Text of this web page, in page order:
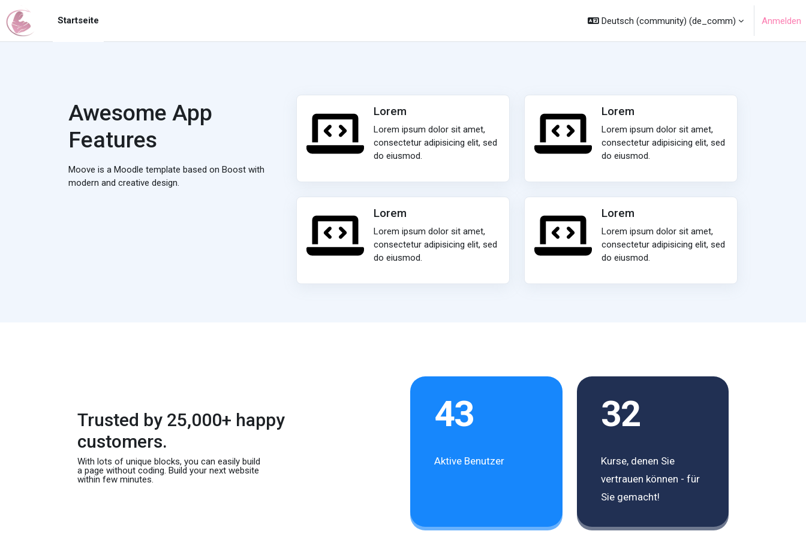
Startseite
Deutsch (community) ‎(de_comm)‎ Anmelden
Awesome App
Features
Moove is a Moodle template based on Boost with
modern and creative design.
Lorem
Lorem ipsum dolor sit amet,
consectetur adipisicing elit, sed
do eiusmod.
Lorem
Lorem ipsum dolor sit amet,
consectetur adipisicing elit, sed
do eiusmod.
Lorem
Lorem ipsum dolor sit amet,
consectetur adipisicing elit, sed
do eiusmod.
Lorem
Lorem ipsum dolor sit amet,
consectetur adipisicing elit, sed
do eiusmod.
Trusted by 25,000+ happy
customers.
With lots of unique blocks, you can easily build
a page without coding. Build your next website
within few minutes.
43
Aktive Benutzer
32
Kurse, denen Sie
vertrauen können - für
Sie gemacht!